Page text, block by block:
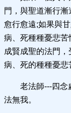
門，與聖道漸行
愈行愈遠;如果與
病、死種種憂悲
成賢成聖的法門，
病、死的種種憂悲
老法師---四念
法無我。